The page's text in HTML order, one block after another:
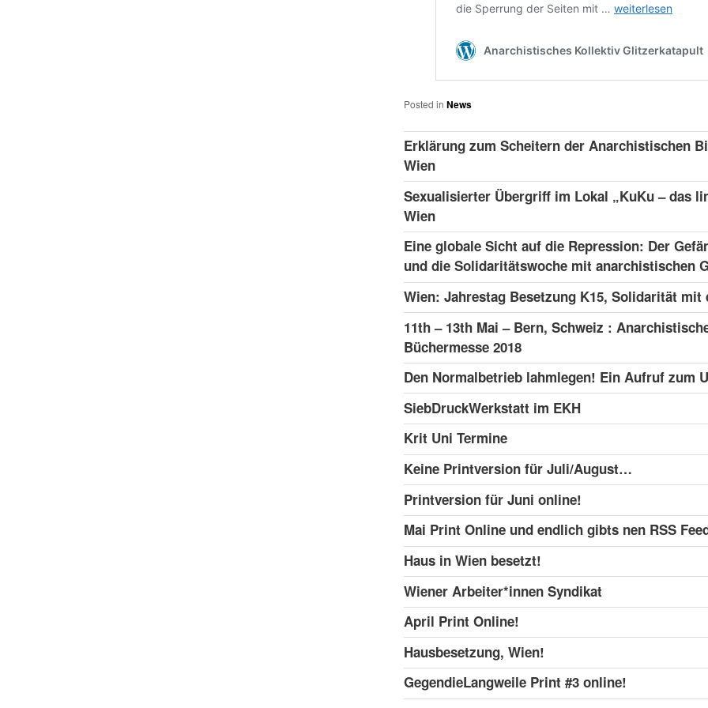
Posted in News
Erklärung zum Scheitern der Anarchistischen
Wien
Sexualisierter Übergriff im Lokal „KuKu – das
Wien
Eine globale Sicht auf die Repression: Der
und die Solidaritätswoche mit anarchistischen
Wien: Jahrestag Besetzung K15, Solidarität mit
11th – 13th Mai – Bern, Schweiz :
Büchermesse 2018
Den Normalbetrieb lahmlegen! Ein Aufruf zum
SiebDruckWerkstatt im EKH
Krit Uni Termine
Keine Printversion für Juli/August…
Printversion für Juni online!
Mai Print Online und endlich gibts nen RSS
Haus in Wien besetzt!
Wiener Arbeiter*innen Syndikat
April Print Online!
Hausbesetzung, Wien!
GegendieLangweile Print #3 online!